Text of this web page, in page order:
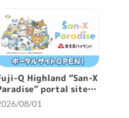
Q Highland “San-X
portal site
08/01